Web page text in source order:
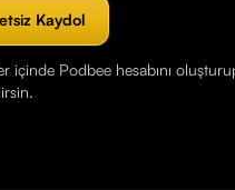
Kaydol
içinde Podbee hesabını